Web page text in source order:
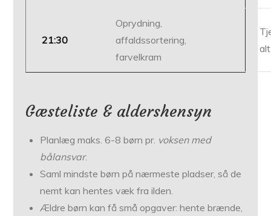
21:30
Oprydning,
affaldssortering,
farvelkram
Gæsteliste & aldershensyn
Planlæg maks. 6-8 børn pr. voksen med
bålansvar.
Saml mindste børn på nærmeste pladser, så de
nemt kan hentes væk fra ilden.
Ældre børn kan få små opgaver: hente brænde,